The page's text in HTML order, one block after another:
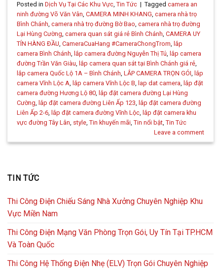
Posted inDịch Vụ Tại Các Khu Vực,Tin Tức | Taggedcamera an
ninh đường Võ Văn Vân,CAMERA MINH KHANG,camera nhà trọ
Bình Chánh,camera nhà trọ đường Bờ Bao,camera nhà trọ đường
Lại Hùng Cường,camera quan sát giá rẻ Bình Chánh,CAMERA UY
TÍN HÀNG ĐẦU,CameraCuaHang #CameraChongTrom, lắp
camera Bình Chánh, lắp camera đường Nguyễn Thị Tú, lắp camera
đường Trần Văn Giàu, lắp camera quan sát tại Bình Chánh giá rẻ,
lắp camera Quốc Lộ 1A – Bình Chánh,LẮP CAMERA TRỌN GÓI, lắp
camera Vĩnh Lộc A, lắp camera Vĩnh Lộc B, lap dat camera, lắp đặt
camera đường Hương Lộ 80, lắp đặt camera đường Lại Hùng
Cường, lắp đặt camera đường Liên Ấp 123, lắp đặt camera đường
Liên Ấp 2-6, lắp đặt camera đường Vĩnh Lộc, lắp đặt camera khu
vực đường Tây Lân, style,Tin khuyến mãi,Tin nổi bật,Tin Tức
Leave a comment
TIN TỨC
Thi Công Điện Chiếu Sáng Nhà Xưởng Chuyên Nghiệp Khu
Vực Miền Nam
Thi Công Điện Mạng Văn Phòng Trọn Gói, Uy Tín Tại TP.HCM
Và Toàn Quốc
Thi Công Hệ Thống Điện Nhẹ (ELV) Trọn Gói Chuyên Nghiệp